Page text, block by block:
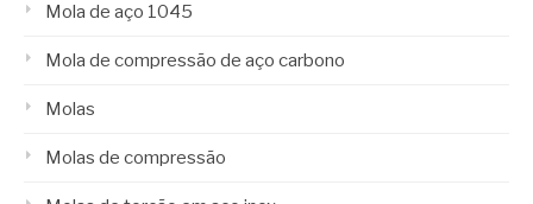
Mola de aço 1045
Mola de compressão de aço carbono
Molas
Molas de compressão